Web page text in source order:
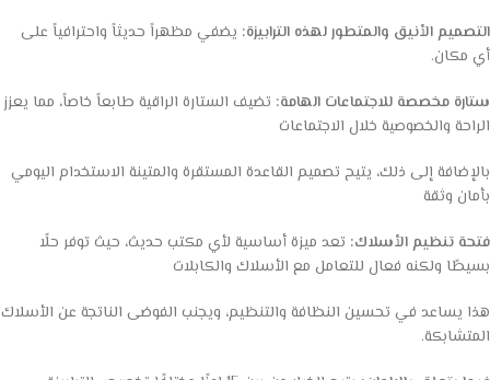
التصميم الأنيق والمتطور لهذه الترابيزة: يضفي مظهراً حديثاً واحترافياً على
أي مكان.
ستارة مخصصة للاجتماعات الهامة: تضيف الستارة الراقية طابعاً خاصاً، مما يعزز
الراحة والخصوصية خلال الاجتماعات
بالإضافة إلى ذلك، يتيح تصميم القاعدة المستقرة والمتينة الاستخدام اليومي
بأمان وثقة
فتحة تنظيم الأسلاك: تعد ميزة أساسية لأي مكتب حديث، حيث توفر حلًا
بسيطًا ولكنه فعال للتعامل مع الأسلاك والكابلات
هذا يساعد في تحسين النظافة والتنظيم، ويجنب الفوضى الناتجة عن الأسلاك
المتشابكة.